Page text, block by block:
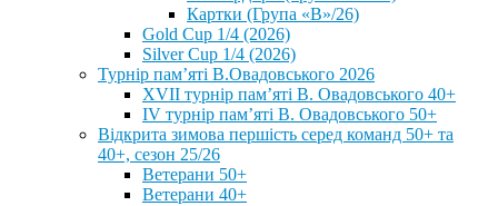
Картки (Група «В»/26)
Gold Cup 1/4 (2026)
Silver Cup 1/4 (2026)
Турнір пам’яті В.Овадовського 2026
XVII турнір пам’яті В. Овадовського 40+
IV турнір пам’яті В. Овадовського 50+
Відкрита зимова першість серед команд 50+ та
40+, сезон 25/26
Ветерани 50+
Ветерани 40+